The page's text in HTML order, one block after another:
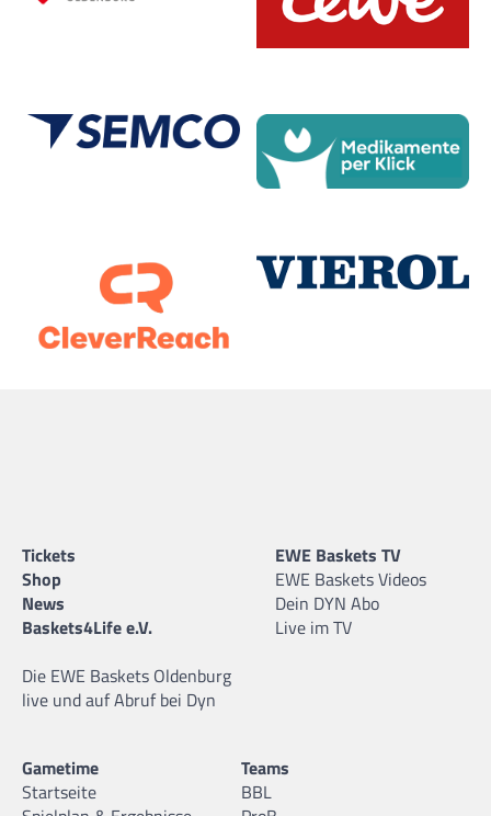
Tickets
Shop
News
Baskets4Life e.V.
Die EWE Baskets Oldenburg
live und auf Abruf bei Dyn
EWE Baskets TV
EWE Baskets Videos
Dein DYN Abo
Live im TV
Gametime
Startseite
Teams
BBL